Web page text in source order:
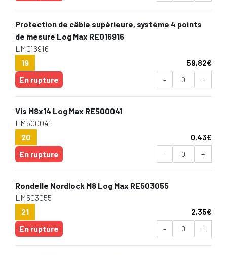
Protection de câble supérieure, système 4 points
de mesure Log Max RE016916
LM016916
19
59,82€
En rupture
- +
Vis M8x14 Log Max RE500041
LM500041
20
0,43€
En rupture
- +
Rondelle Nordlock M8 Log Max RE503055
LM503055
21
2,35€
En rupture
- +